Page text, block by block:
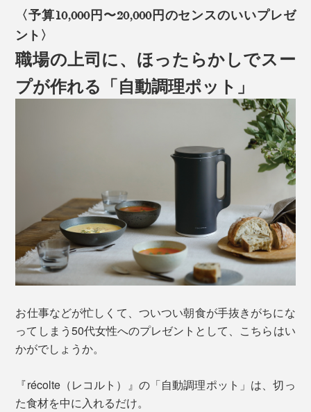
〈予算10,000円〜20,000円のセンスのいいプレゼ
ント〉
職場の上司に、ほったらかしでスー
プが作れる「自動調理ポット」
お仕事などが忙しくて、ついつい朝食が手抜きがちにな
ってしまう50代女性へのプレゼントとして、こちらはい
かがでしょうか。
『récolte（レコルト）』の「自動調理ポット」は、切っ
た食材を中に入れるだけ。